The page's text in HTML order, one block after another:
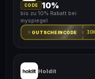
CODE 10%
bis zu 10% Rabatt bei
myspiegel
GUTSCHEINCODE ICH
Holdit